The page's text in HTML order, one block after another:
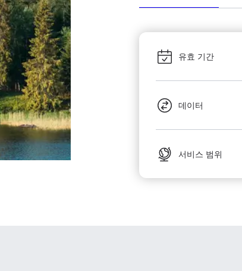
유효 기간
데이터
서비스 범위